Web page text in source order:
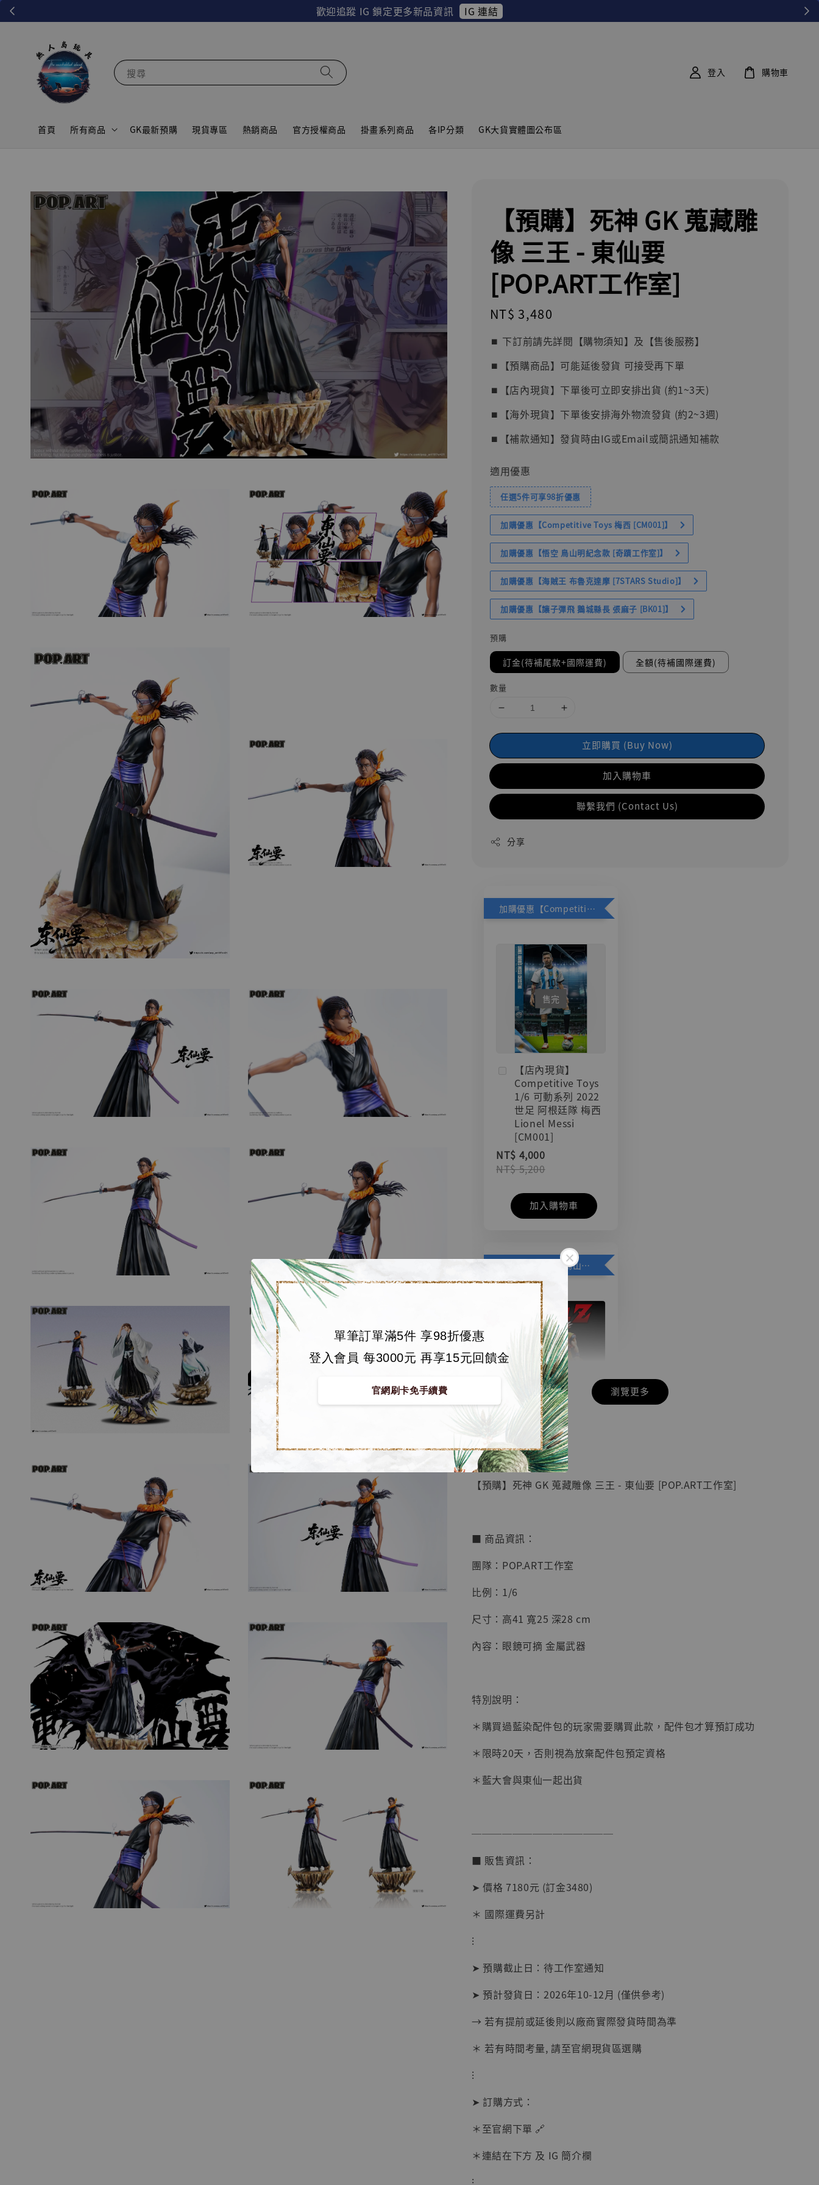
歡迎追蹤 IG 鎖定更多新品資訊 IG 連結
單筆訂單滿5件 享98折優惠
登入會員 每3000元 再享15元回饋金
官網刷卡免手續費
搜尋
首頁 所有商品 GK最新預購 現貨專區 熱銷商品 官方授權商品 掛畫系列商品 各IP分類 GK大貨實體圖公布區
登入 購物車
【預購】死神 GK 蒐藏雕
像 三王 - 東仙要
[POP.ART工作室]
Regular
price
NT$ 3,480
⏹︎ 下訂前請先詳閱【購物須知】及【售後服務】
⏹︎【預購商品】可能延後發貨 可接受再下單
⏹︎【店內現貨】下單後可立即安排出貨 (約1~3天)
⏹︎【海外現貨】下單後安排海外物流發貨 (約2~3週)
⏹︎【補款通知】發貨時由IG或Email或簡訊通知補款
適用優惠
任選5件可享98折優惠
加購優惠【Competitive Toys 梅西 [CM001]】
加購優惠【悟空 鳥山明紀念款 [奇蹟工作室]】
加購優惠【海賊王 布魯克達摩 [7STARS Studio]】
加購優惠【讓子彈飛 鵝城縣長 張麻子 [BK01]】
預購
訂金(待補尾款+國際運費) 全額(待補國際運費)
數量
立即購買 (Buy Now)
加入購物車
聯繫我們 (Contact Us)
分享
加購優惠【Competitive Toys 梅西 [CM001]】
售完
【店內現貨】
Competitive Toys
1/6 可動系列 2022
世足 阿根廷隊 梅西
Lionel Messi
[CM001]
NT$ 4,000
NT$ 5,200
加入購物車
加購優惠【悟空 鳥山明紀念款 [奇蹟工作室]】
【店內現貨】七龍珠
系列蒐藏雕像 悟空
鳥山明紀念款 [奇蹟
工作室]
NT$ 4,280
- +
加入購物車
【店內現貨】海賊王
系列蒐藏雕像 布魯
克達摩 [7STARS
NT$ 1,870
【現貨】
BJSTUDIO 1/6系列
可動蒐藏人偶 讓子
彈飛 鵝城縣長 張麻
子 [BK01]
瀏覽更多
🏝【無人島玩具】
【預購】死神 GK 蒐藏雕像 三王 - 東仙要 [POP.ART工作室]
■ 商品資訊：
團隊：POP.ART工作室
比例：1/6
尺寸：高41 寬25 深28 cm
內容：眼鏡可摘 金屬武器
特別說明：
＊購買過藍染配件包的玩家需要購買此款，配件包才算預訂成功
＊限時20天，否則視為放棄配件包預定資格
＊藍大會與東仙一起出貨
──────────────
■ 販售資訊：
➤ 價格 7180元 (訂金3480)
＊ 國際運費另計
⁝
➤ 預購截止日：待工作室通知
➤ 預計發貨日：2026年10-12月 (僅供參考)
→ 若有提前或延後則以廠商實際發貨時間為準
＊ 若有時間考量, 請至官網現貨區選購
⁝
➤ 訂購方式：
＊至官網下單 🔗
＊連結在下方 及 IG 簡介欄
⁝